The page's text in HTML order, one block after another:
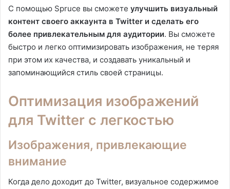
С помощью Spruce вы сможете улучшить визуальный
контент своего аккаунта в Twitter и сделать его
более привлекательным для аудитории. Вы сможете
быстро и легко оптимизировать изображения, не теряя
при этом их качества, и создавать уникальный и
запоминающийся стиль своей страницы.
Оптимизация изображений
для Twitter с легкостью
Изображения, привлекающие
внимание
Когда дело доходит до Twitter, визуальное содержимое